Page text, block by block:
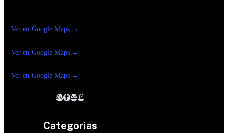
Ver en Google Maps →
Ver en Google Maps →
Ver en Google Maps →
Categorias